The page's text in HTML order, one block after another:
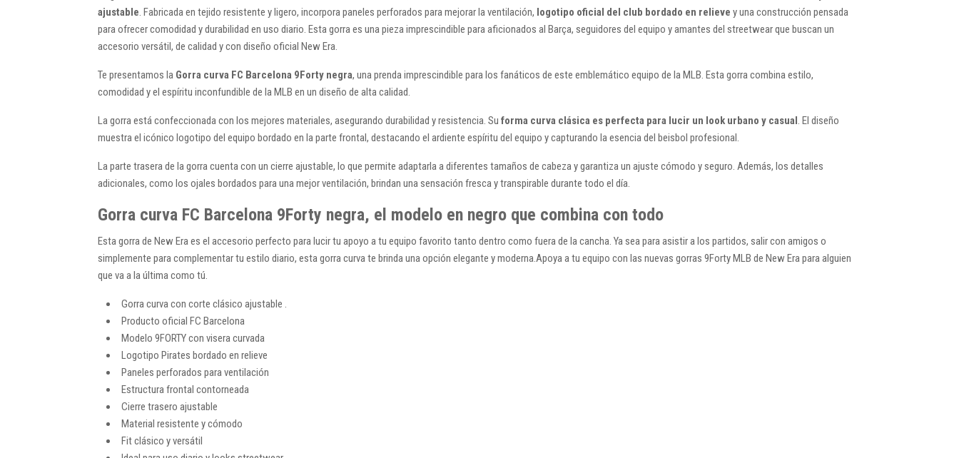
ajustable. Fabricada en tejido resistente y ligero, incorpora paneles perforados para mejorar la ventilación, logotipo oficial del club bordado en relieve y una construcción pensada
para ofrecer comodidad y durabilidad en uso diario. Esta gorra es una pieza imprescindible para aficionados al Barça, seguidores del equipo y amantes del streetwear que buscan un
accesorio versátil, de calidad y con diseño oficial New Era.
Te presentamos la Gorra curva FC Barcelona 9Forty negra, una prenda imprescindible para los fanáticos de este emblemático equipo de la MLB. Esta gorra combina estilo,
comodidad y el espíritu inconfundible de la MLB en un diseño de alta calidad.
La gorra está confeccionada con los mejores materiales, asegurando durabilidad y resistencia. Su forma curva clásica es perfecta para lucir un look urbano y casual. El diseño
muestra el icónico logotipo del equipo bordado en la parte frontal, destacando el ardiente espíritu del equipo y capturando la esencia del beisbol profesional.
La parte trasera de la gorra cuenta con un cierre ajustable, lo que permite adaptarla a diferentes tamaños de cabeza y garantiza un ajuste cómodo y seguro. Además, los detalles
adicionales, como los ojales bordados para una mejor ventilación, brindan una sensación fresca y transpirable durante todo el día.
Gorra curva FC Barcelona 9Forty negra, el modelo en negro que combina con todo
Esta gorra de New Era es el accesorio perfecto para lucir tu apoyo a tu equipo favorito tanto dentro como fuera de la cancha. Ya sea para asistir a los partidos, salir con amigos o
simplemente para complementar tu estilo diario, esta gorra curva te brinda una opción elegante y moderna.Apoya a tu equipo con las nuevas gorras 9Forty MLB de New Era para alguien
que va a la última como tú.
Gorra curva con corte clásico ajustable .
Producto oficial FC Barcelona
Modelo 9FORTY con visera curvada
Logotipo Pirates bordado en relieve
Paneles perforados para ventilación
Estructura frontal contorneada
Cierre trasero ajustable
Material resistente y cómodo
Fit clásico y versátil